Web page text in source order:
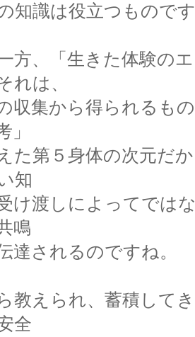
知識は役立つもので
方、「生きた体験の
れは、
収集から得られるも
」
た第５身体の次元だ
知
け渡しによってでは
鳴
達されるのですね。
教えられ、蓄積して
全